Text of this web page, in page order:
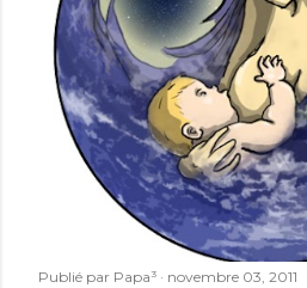
Publié par Papa³ novembre 03, 2011